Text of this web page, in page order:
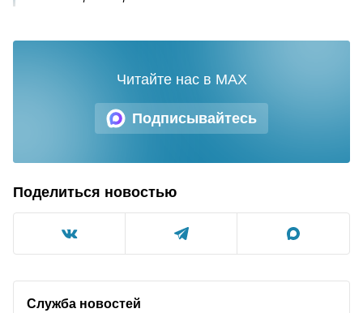
Подписывайтесь
Читайте нас в MAX
Поделиться новостью
Служба новостей